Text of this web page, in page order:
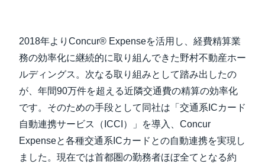
Finland (English)
Belgium (English)
España (Español)
Norway (English)
2018年よりConcur® Expenseを活用し、経費精算業
務の効率化に継続的に取り組んできた野村不動産ホー
ルディングス。次なる取り組みとして踏み出したの
が、年間90万件を超える近隣交通費の精算の効率化
です。そのための手段として同社は「交通系ICカード
自動連携サービス（ICCI）」を導入、Concur
Expenseと各種交通系ICカードとの自動連携を実現し
ました。現在では首都圏の勤務者ほぼ全てとなる約